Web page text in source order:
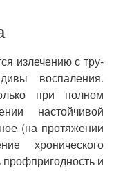
излечению с тру­
воспаления.
при полном
настойчивой
(на протяжении
хронического
и